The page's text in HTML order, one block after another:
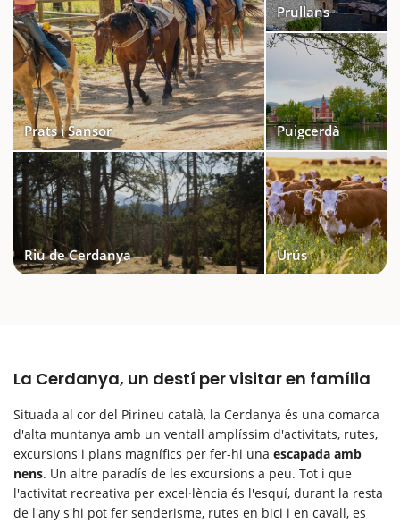
Prats i Sansor
Prullans
Puigcerdà
Riu de Cerdanya Urús
La Cerdanya, un destí per visitar en família
Situada al cor del Pirineu català, la Cerdanya és una comarca
d'alta muntanya amb un ventall amplíssim d'activitats, rutes,
excursions i plans magnífics per fer-hi una escapada amb
nens. Un altre paradís de les excursions a peu. Tot i que
l'activitat recreativa per excel·lència és l'esquí, durant la resta
de l'any s'hi pot fer senderisme, rutes en bici i en cavall, es